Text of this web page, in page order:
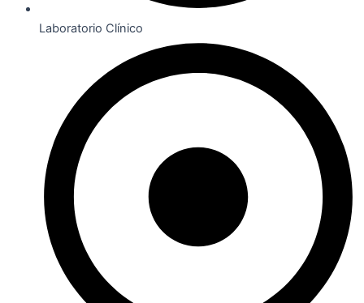
Laboratorio Clínico